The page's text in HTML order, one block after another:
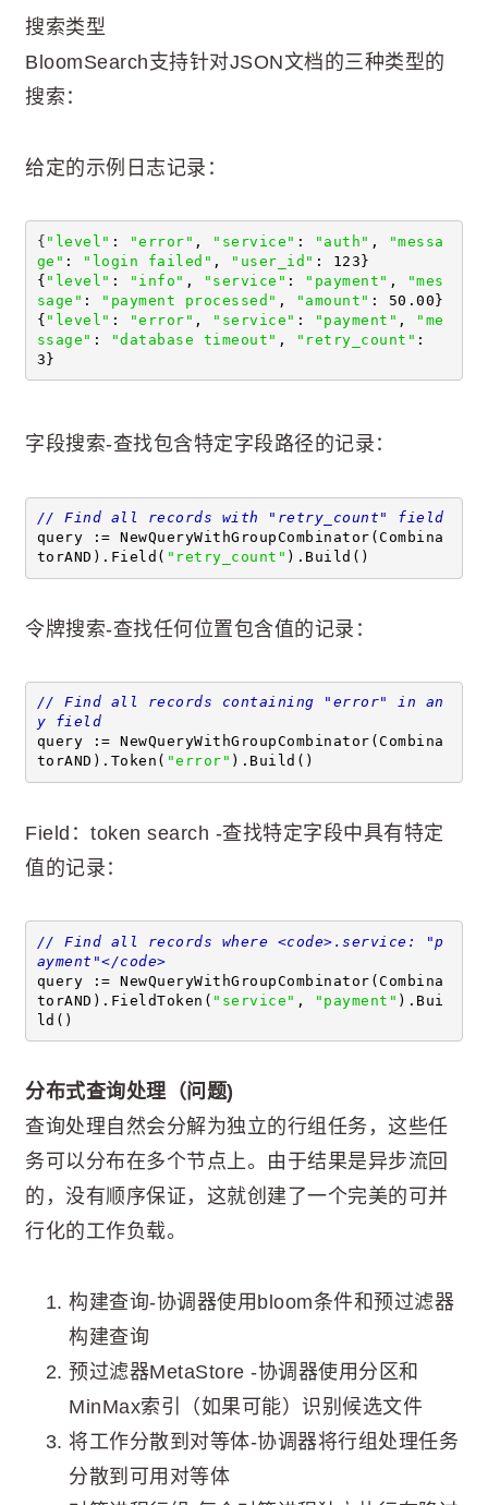
搜索类型
BloomSearch支持针对JSON文档的三种类型的
搜索：
给定的示例日志记录：
{ "level" : "error" , "service" : "auth" ,
"messa
ge" : "login failed" , "user_id" : 123}
{ "level" : "info" , "service" : "payment" ,
"mes
sage" : "payment processed" , "amount" : 50.00}
{ "level" : "error" , "service" : "payment" ,
"me
ssage" : "database timeout" , "retry_count" :
3}
字段搜索-查找包含特定字段路径的记录：
// Find all records with "retry_count" field
query := NewQueryWithGroupCombinator(Combina
torAND).Field( "retry_count" ).Build()
令牌搜索-查找任何位置包含值的记录：
// Find all records containing "error" in an
y field
query := NewQueryWithGroupCombinator(Combina
torAND).Token( "error" ).Build()
Field：token search -查找特定字段中具有特定
值的记录：
// Find all records where <code>.service: "p
ayment"</code>
query := NewQueryWithGroupCombinator(Combina
torAND).FieldToken( "service" , "payment" ).Bui
ld()
分布式查询处理（问题)
查询处理自然会分解为独立的行组任务，这些任
务可以分布在多个节点上。由于结果是异步流回
的，没有顺序保证，这就创建了一个完美的可并
行化的工作负载。
构建查询-协调器使用bloom条件和预过滤器
构建查询
预过滤器MetaStore -协调器使用分区和
MinMax索引（如果可能）识别候选文件
将工作分散到对等体-协调器将行组处理任务
分散到可用对等体